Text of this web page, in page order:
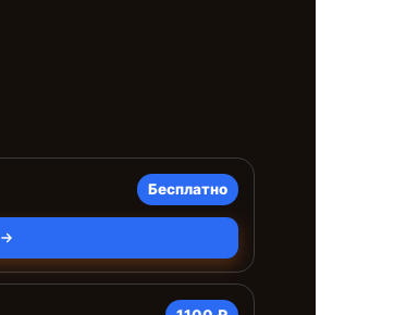
Бесплатно